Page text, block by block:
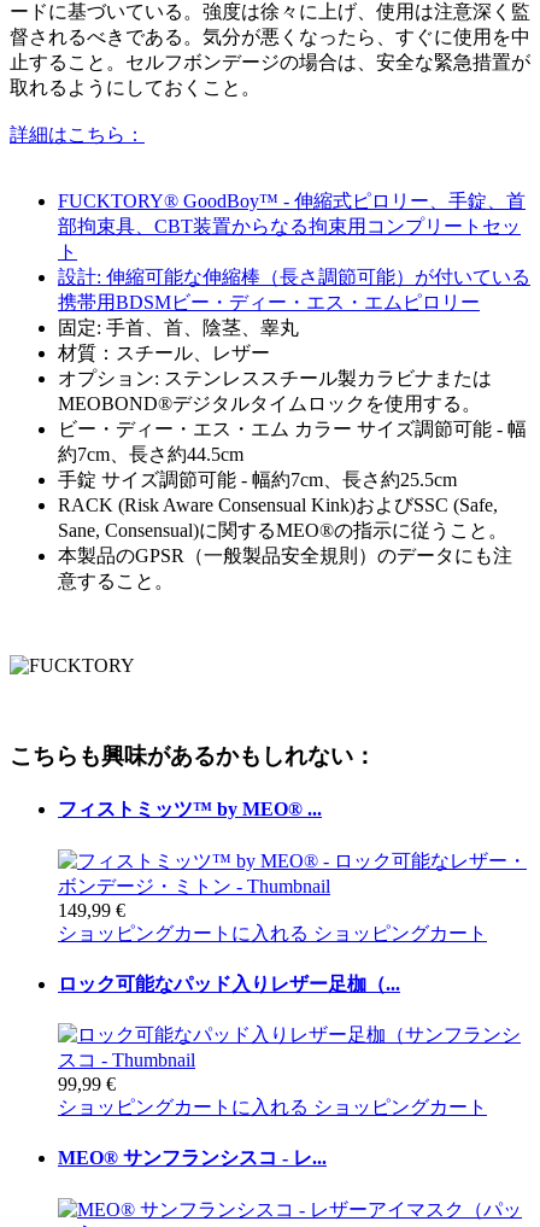
ードに基づいている。強度は徐々に上げ、使用は注意深く監
督されるべきである。気分が悪くなったら、すぐに使用を中
止すること。セルフボンデージの場合は、安全な緊急措置が
取れるようにしておくこと。
詳細はこちら：
FUCKTORY® GoodBoy™ - 伸縮式ピロリー、手錠、首
部拘束具、CBT装置からなる拘束用コンプリートセッ
ト
設計: 伸縮可能な伸縮棒（長さ調節可能）が付いている
携帯用BDSMビー・ディー・エス・エムピロリー
固定: 手首、首、陰茎、睾丸
材質：スチール、レザー
オプション: ステンレススチール製カラビナまたは
MEOBOND®デジタルタイムロックを使用する。
ビー・ディー・エス・エム カラー サイズ調節可能 - 幅
約7cm、長さ約44.5cm
手錠 サイズ調節可能 - 幅約7cm、長さ約25.5cm
RACK (Risk Aware Consensual Kink)およびSSC (Safe,
Sane, Consensual)に関するMEO®の指示に従うこと。
本製品のGPSR（一般製品安全規則）のデータにも注
意すること。
こちらも興味があるかもしれない：
フィストミッツ™ by MEO® ...
149,99 €
ショッピングカートに入れる ショッピングカート
ロック可能なパッド入りレザー足枷（...
99,99 €
ショッピングカートに入れる ショッピングカート
MEO® サンフランシスコ - レ...